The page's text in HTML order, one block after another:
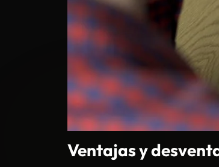
Ventajas y